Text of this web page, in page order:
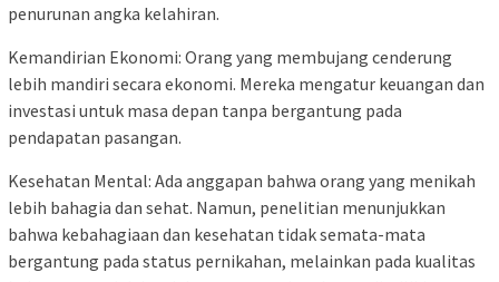
penurunan angka kelahiran.
Kemandirian Ekonomi: Orang yang membujang cenderung
lebih mandiri secara ekonomi. Mereka mengatur keuangan dan
investasi untuk masa depan tanpa bergantung pada
pendapatan pasangan.
Kesehatan Mental: Ada anggapan bahwa orang yang menikah
lebih bahagia dan sehat. Namun, penelitian menunjukkan
bahwa kebahagiaan dan kesehatan tidak semata-mata
bergantung pada status pernikahan, melainkan pada kualitas